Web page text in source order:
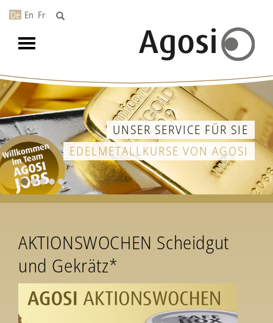
De En Fr
Toggle
navigation
UNSER SERVICE FÜR SIE
EDELMETALLKURSE VON AGOSI
AKTIONSWOCHEN Scheidgut
und Gekrätz*